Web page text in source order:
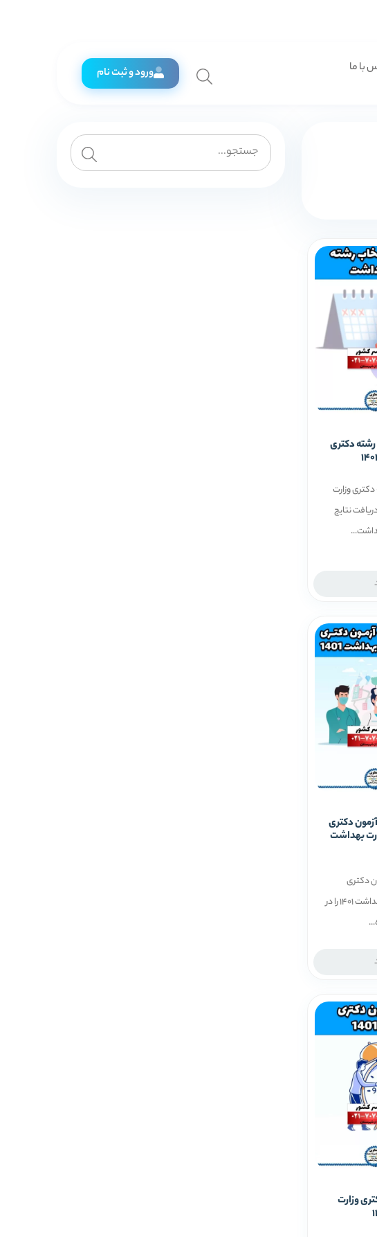
با ما ورود و ثبت نام
رشته دکتری
دکتری وزارت
دریافت نتایج
دکتری
بهداشت
دکتری
تخصصی و پژوهشی وزارت بهداشت 1401 را در
وزارت